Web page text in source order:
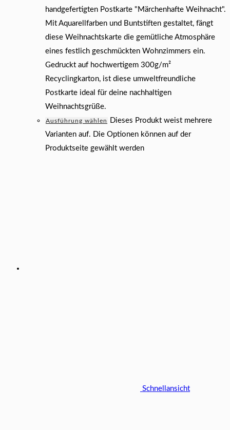
handgefertigten Postkarte "Märchenhafte Weihnacht".
Mit Aquarellfarben und Buntstiften gestaltet, fängt
diese Weihnachtskarte die gemütliche Atmosphäre
eines festlich geschmückten Wohnzimmers ein.
Gedruckt auf hochwertigem 300g/m²
Recyclingkarton, ist diese umweltfreundliche
Postkarte ideal für deine nachhaltigen
Weihnachtsgrüße.
Ausführung wählen
Dieses Produkt weist mehrere
Varianten auf. Die Optionen können auf der
Produktseite gewählt werden
Schnellansicht